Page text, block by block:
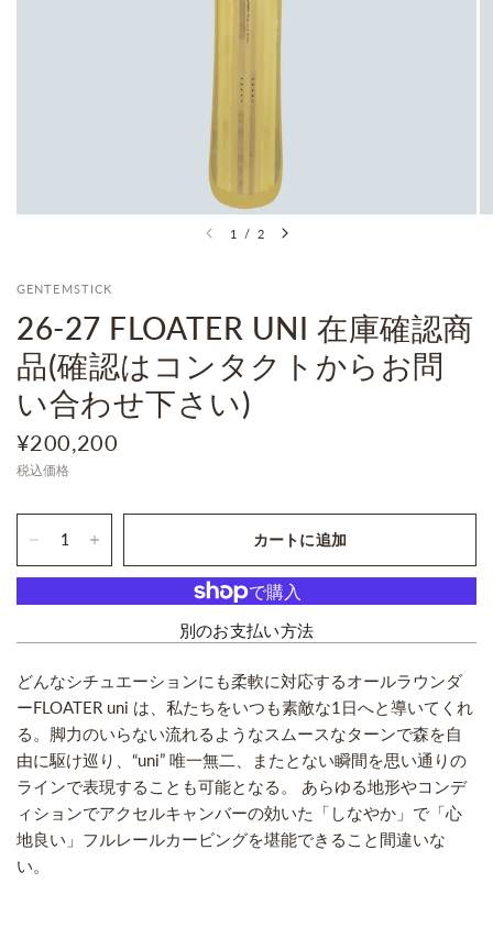
1 / 2
GENTEMSTICK
26-27 FLOATER UNI 在庫確認商
品(確認はコンタクトからお問
い合わせ下さい)
¥200,200
税込価格
カートに追加
別のお支払い方法
どんなシチュエーションにも柔軟に対応するオールラウンダ
ーFLOATER uni は、私たちをいつも素敵な1日へと導いてくれ
る。脚力のいらない流れるようなスムースなターンで森を自
由に駆け巡り、“uni” 唯一無二、またとない瞬間を思い通りの
ラインで表現することも可能となる。 あらゆる地形やコンデ
ィションでアクセルキャンバーの効いた「しなやか」で「心
地良い」フルレールカービングを堪能できること間違いな
い。